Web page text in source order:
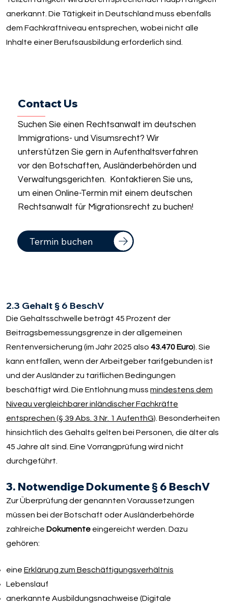
anerkannt. Die Tätigkeit in Deutschland muss ebenfalls
dem Fachkraftniveau entsprechen, wobei nicht alle
Inhalte einer Berufsausbildung erforderlich sind.
Contact Us
Suchen Sie einen Rechtsanwalt im deutschen
Immigrations- und Visumsrecht? Wir
unterstützen Sie gern in Aufenthaltsverfahren
vor den Botschaften, Ausländerbehörden und
Verwaltungsgerichten. Kontaktieren Sie uns,
um einen Online-Termin mit einem deutschen
Rechtsanwalt für Migrationsrecht zu buchen!
Termin buchen
2.3 Gehalt § 6 BeschV
Die Gehaltsschwelle beträgt 45 Prozent der
Beitragsbemessungsgrenze in der allgemeinen
Rentenversicherung (im Jahr 2025 also43.470 Euro). Sie
kann entfallen, wenn der Arbeitgeber tarifgebunden ist
und der Ausländer zu tariflichen Bedingungen
beschäftigt wird. Die Entlohnung mussmindestens dem
Niveau vergleichbarer inländischer Fachkräfte
entsprechen (§ 39 Abs. 3 Nr. 1 AufenthG) . Besonderheiten
hinsichtlich des Gehalts gelten bei Personen, die älter als
45 Jahre alt sind. Eine Vorrangprüfung wird nicht
durchgeführt.
3. Notwendige Dokumente § 6 BeschV
Zur Überprüfung der genannten Voraussetzungen
müssen bei der Botschaft oder Ausländerbehörde
zahlreiche Dokumente eingereicht werden. Dazu
gehören:
eine Erklärung zum Beschäftigungsverhältnis
Lebenslauf
anerkannte Ausbildungsnachweise (Digitale